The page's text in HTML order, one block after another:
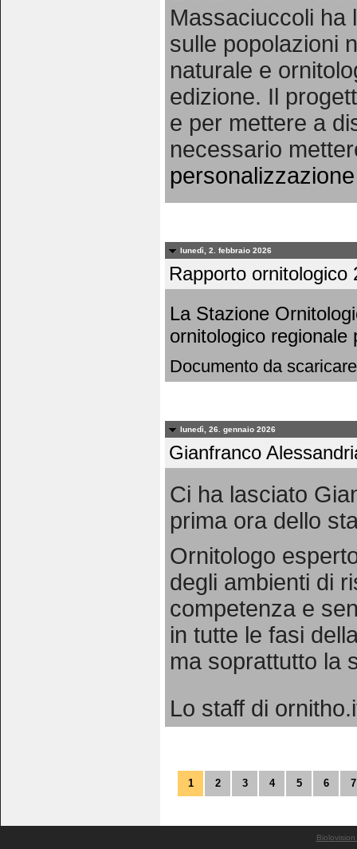
Massaciuccoli ha
sulle popolazioni
naturale e
edizione. Il
e per mettere a
necessario
lunedì, 2. febbraio 2026
Rapporto ornitologico
La Stazione
ornitologico regionale
Documento da
lunedì, 26. gennaio 2026
Gianfranco
Ci ha lasciato
prima ora dello
Ornitologo
degli ambienti di
competenza e
in tutte le fasi
ma soprattutto la
Lo staff di
1 2 3 4 5 6 7
Biolovision